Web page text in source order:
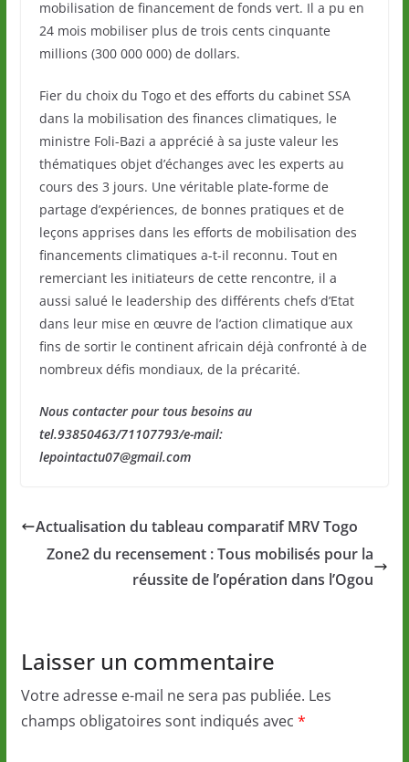
mobilisation de financement de fonds vert. Il a pu en
24 mois mobiliser plus de trois cents cinquante
millions (300 000 000) de dollars.
Fier du choix du Togo et des efforts du cabinet SSA
dans la mobilisation des finances climatiques, le
ministre Foli-Bazi a apprécié à sa juste valeur les
thématiques objet d’échanges avec les experts au
cours des 3 jours. Une véritable plate-forme de
partage d’expériences, de bonnes pratiques et de
leçons apprises dans les efforts de mobilisation des
financements climatiques a-t-il reconnu. Tout en
remerciant les initiateurs de cette rencontre, il a
aussi salué le leadership des différents chefs d’Etat
dans leur mise en œuvre de l’action climatique aux
fins de sortir le continent africain déjà confronté à de
nombreux défis mondiaux, de la précarité.
Nous contacter pour tous besoins au
tel.93850463/71107793/e-mail:
lepointactu07@gmail.com
Actualisation du tableau comparatif MRV Togo
Zone2 du recensement : Tous mobilisés pour la
réussite de l’opération dans l’Ogou
Laisser un commentaire
Votre adresse e-mail ne sera pas publiée. Les
champs obligatoires sont indiqués avec *